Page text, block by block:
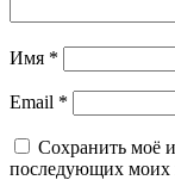
Имя *
Email *
Сохранить моё
последующих моих